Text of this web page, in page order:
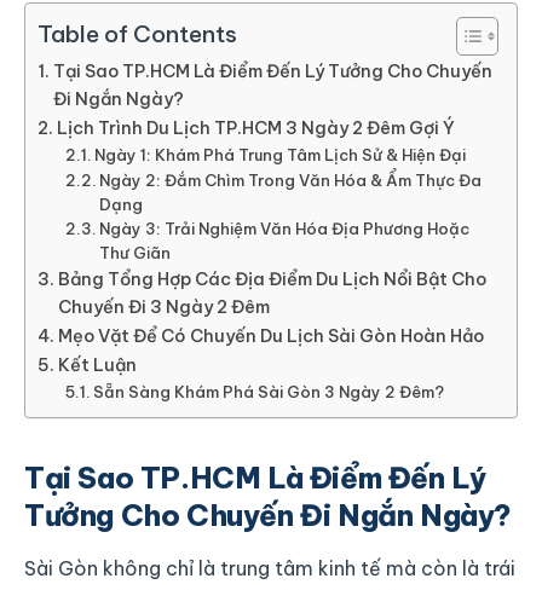
Table of Contents
Tại Sao TP.HCM Là Điểm Đến Lý Tưởng Cho Chuyến
Đi Ngắn Ngày?
Lịch Trình Du Lịch TP.HCM 3 Ngày 2 Đêm Gợi Ý
Ngày 1: Khám Phá Trung Tâm Lịch Sử & Hiện Đại
Ngày 2: Đắm Chìm Trong Văn Hóa & Ẩm Thực Đa
Dạng
Ngày 3: Trải Nghiệm Văn Hóa Địa Phương Hoặc
Thư Giãn
Bảng Tổng Hợp Các Địa Điểm Du Lịch Nổi Bật Cho
Chuyến Đi 3 Ngày 2 Đêm
Mẹo Vặt Để Có Chuyến Du Lịch Sài Gòn Hoàn Hảo
Kết Luận
Sẵn Sàng Khám Phá Sài Gòn 3 Ngày 2 Đêm?
Tại Sao TP.HCM Là Điểm Đến Lý
Tưởng Cho Chuyến Đi Ngắn Ngày?
Sài Gòn không chỉ là trung tâm kinh tế mà còn là trái